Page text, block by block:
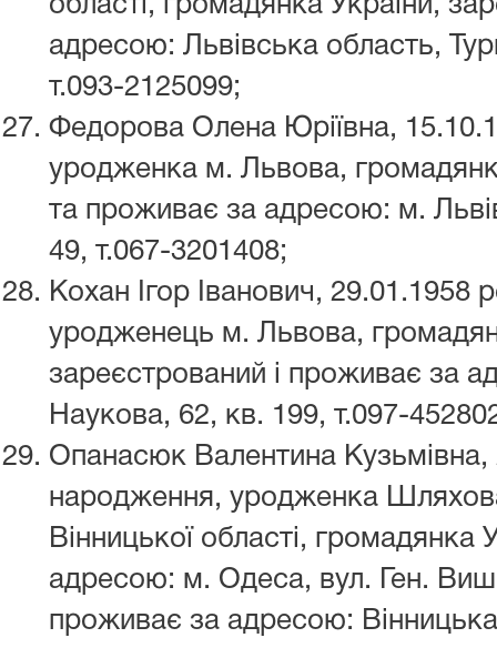
області, громадянка України,
адресою: Львівська область,
т.093-2125099;
Федорова Олена Юріївна,
уродженка м. Львова,
та проживає за адресою: м.
49, т.067-3201408;
Кохан Ігор Іванович, 29.01.1958
уродженець м. Львова,
зареєстрований і проживає за
Наукова, 62, кв. 199, т.097-
Опанасюк Валентина Кузьмівна,
народження, уродженка
Вінницької області, громадянка
адресою: м. Одеса, вул. Ген.
проживає за адресою: